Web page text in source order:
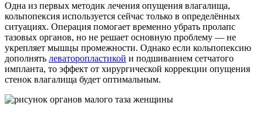
Одна из первых методик лечения опущения влагалища,
кольпопексия используется сейчас только в определённых
ситуациях. Операция помогает временно убрать пролапс
тазовых органов, но не решает основную проблему — не
укрепляет мышцы промежности. Однако если кольпопексию
дополнять леваторопластикой и подшиванием сетчатого
импланта, то эффект от хирургической коррекции опущения
стенок влагалища будет оптимальным.